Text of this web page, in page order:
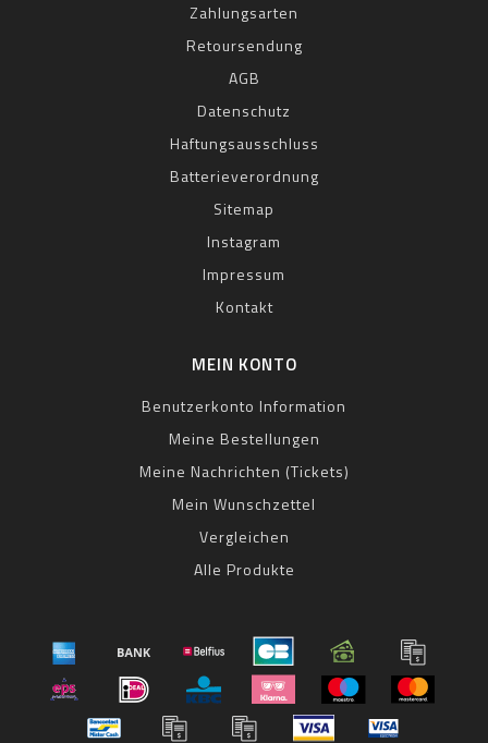
Zahlungsarten
Retoursendung
AGB
Datenschutz
Haftungsausschluss
Batterieverordnung
Sitemap
Instagram
Impressum
Kontakt
MEIN KONTO
Benutzerkonto Information
Meine Bestellungen
Meine Nachrichten (Tickets)
Mein Wunschzettel
Vergleichen
Alle Produkte